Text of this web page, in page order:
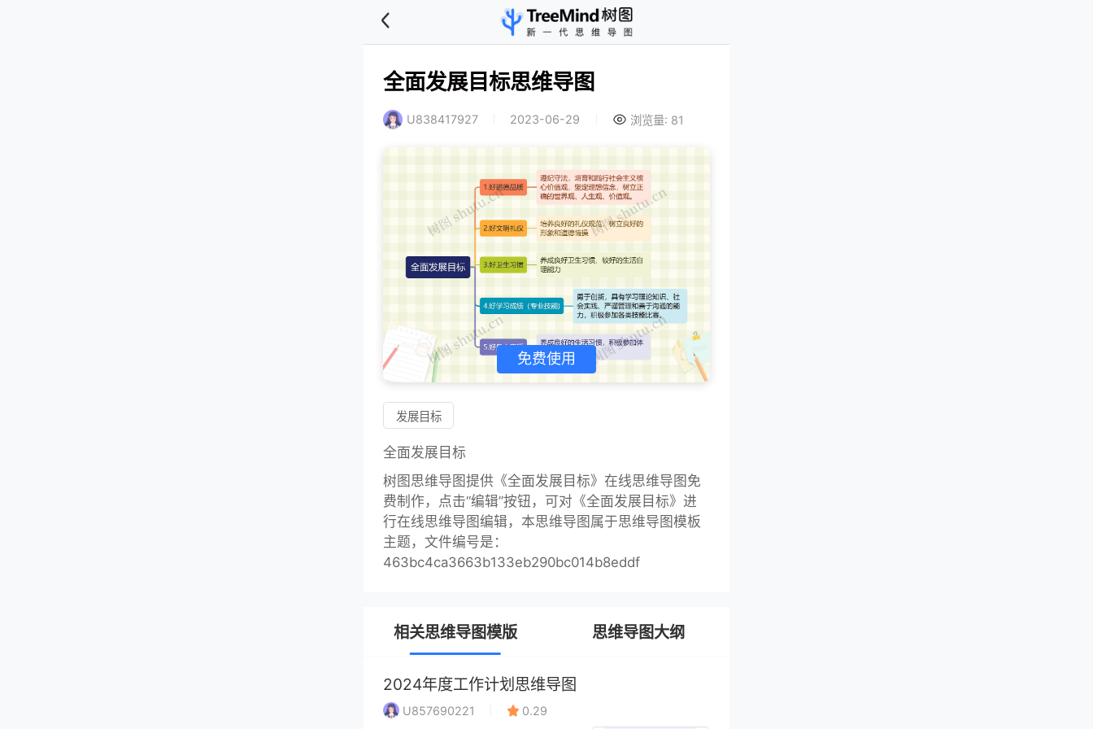
全面发展目标思维导图
U838417927 2023-06-29 浏览量: 81
免费使用
发展目标
全面发展目标
树图思维导图提供《全面发展目标》在线思维导图免
费制作，点击“编辑”按钮，可对《全面发展目标》进
行在线思维导图编辑，本思维导图属于思维导图模板
主题，文件编号是：
463bc4ca3663b133eb290bc014b8eddf
思维导图大纲
相关思维导图模版
2024年度工作计划思维导图
U857690221
0.29